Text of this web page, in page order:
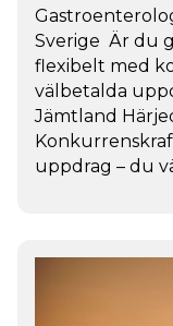
Sverige Är du
flexibelt med
välbetalda
Jämtland
uppdrag – du